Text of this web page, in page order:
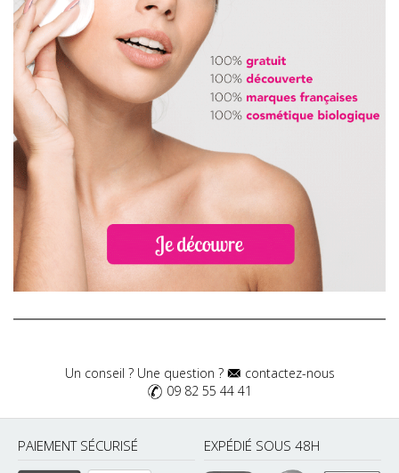
Un conseil ? Une question ?
contactez-nous
09 82 55 44 41
PAIEMENT SÉCURISÉ EXPÉDIÉ SOUS 48H